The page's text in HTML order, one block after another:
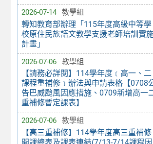
2026-07-14 教學組
轉知教育部辦理「115年度高級中等學
校原住民族語文教學支援老師培訓實
計畫」
2026-07-06 教學組
【請務必詳閱】114學年度﹝高一、二
課程重補修﹞辦法與申請表格【0708
告巴威颱風因應措施、0709新增高一
重補修暫定課表】
2026-07-06 教學組
【高三重補修】114學年度高三重補修